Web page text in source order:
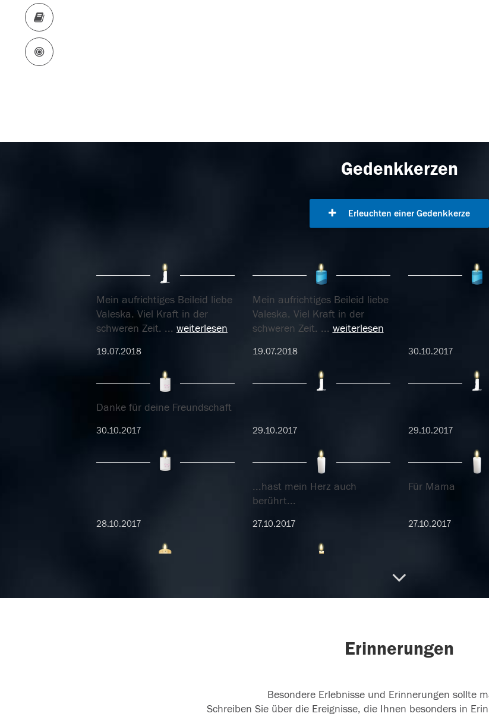
Gedenkkerzen
Erleuchten einer Gedenkkerze
Mein aufrichtiges Beileid liebe
Valeska. Viel Kraft in der
schweren Zeit. ... weiterlesen
19.07.2018
Mein aufrichtiges Beileid liebe
Valeska. Viel Kraft in der
schweren Zeit. ... weiterlesen
19.07.2018 30.10.2017
Danke für deine Freundschaft
30.10.2017 29.10.2017 29.10.2017
28.10.2017
...hast mein Herz auch
berührt...
27.10.2017
Für Mama
27.10.2017
Erinnerungen
Besondere Erlebnisse und Erinnerungen sollte
Schreiben Sie über die Ereignisse, die Ihnen besonders in